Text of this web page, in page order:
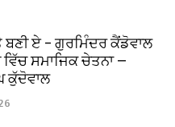
ਬਣੀ ਏ – ਗੁਰਮਿੰਦਰ ਕੈਂਡੋਵਾਲ
ਵਿੱਚ ਸਮਾਜਿਕ ਚੇਤਨਾ —
ਕੁੱਦੋਵਾਲ